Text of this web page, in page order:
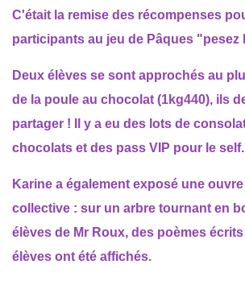
C'était la remise des récompenses
participants au jeu de Pâques "pesez
Deux élèves se sont approchés au
de la poule au chocolat (1kg440), ils
partager ! Il y a eu des lots de
chocolats et des pass VIP pour le self.
Karine a également exposé une
collective : sur un arbre tournant en
élèves de Mr Roux, des poèmes
élèves ont été affichés.